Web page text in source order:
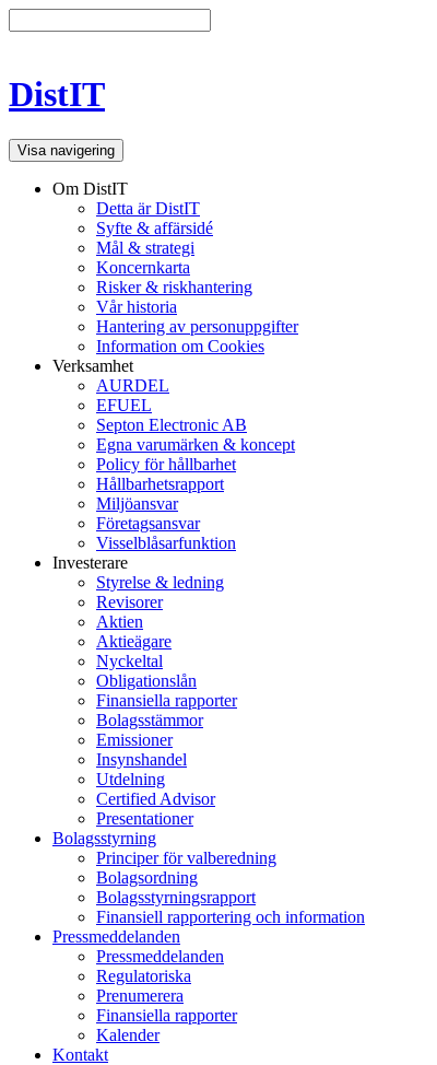
DistIT
Visa navigering
Om DistIT
Detta är DistIT
Syfte & affärsidé
Mål & strategi
Koncernkarta
Risker & riskhantering
Vår historia
Hantering av personuppgifter
Information om Cookies
Verksamhet
AURDEL
EFUEL
Septon Electronic AB
Egna varumärken & koncept
Policy för hållbarhet
Hållbarhetsrapport
Miljöansvar
Företagsansvar
Visselblåsarfunktion
Investerare
Styrelse & ledning
Revisorer
Aktien
Aktieägare
Nyckeltal
Obligationslån
Finansiella rapporter
Bolagsstämmor
Emissioner
Insynshandel
Utdelning
Certified Advisor
Presentationer
Bolagsstyrning
Principer för valberedning
Bolagsordning
Bolagsstyrningsrapport
Finansiell rapportering och information
Pressmeddelanden
Pressmeddelanden
Regulatoriska
Prenumerera
Finansiella rapporter
Kalender
Kontakt